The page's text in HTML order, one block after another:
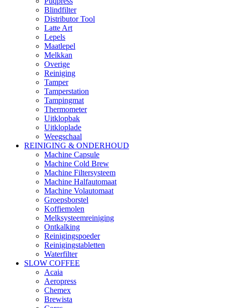
Blindfilter
Distributor Tool
Latte Art
Lepels
Maatlepel
Melkkan
Overige
Reiniging
Tamper
Tamperstation
Tampingmat
Thermometer
Uitklopbak
Uitkloplade
Weegschaal
REINIGING & ONDERHOUD
Machine Capsule
Machine Cold Brew
Machine Filtersysteem
Machine Halfautomaat
Machine Volautomaat
Groepsborstel
Koffiemolen
Melksysteemreiniging
Ontkalking
Reinigingspoeder
Reinigingstabletten
Waterfilter
SLOW COFFEE
Acaia
Aeropress
Chemex
Brewista